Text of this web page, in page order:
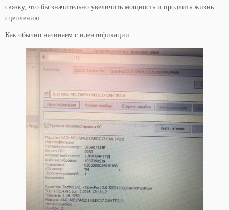
связку, что бы значительно увеличить мощность и продлить жизнь
сцеплению.
Как обычно начинаем с идентификации